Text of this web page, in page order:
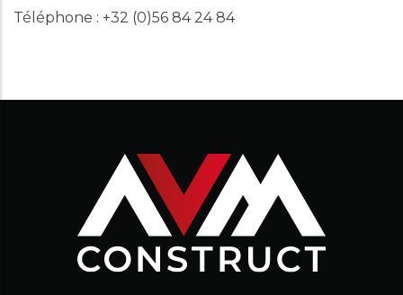
Téléphone : +32 (0)56 84 24 84